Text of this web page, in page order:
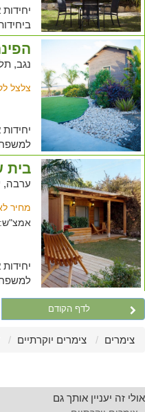
נגב,
צלצל
בית
ערבה,
מחיר
לדף הקודם
צימרים צימרים יוקרתיים
אולי זה יעניין אותך גם